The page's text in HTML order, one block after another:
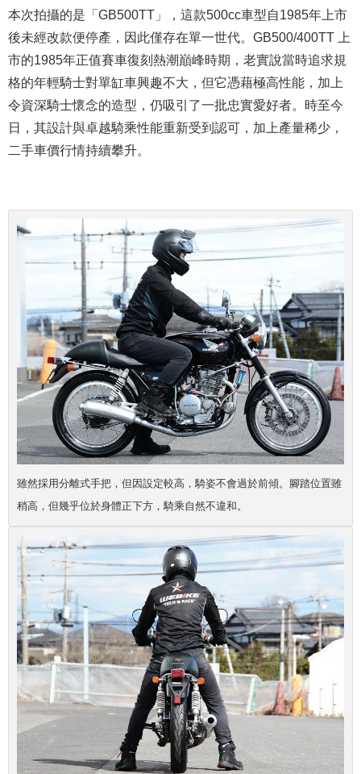
本次拍攝的是「GB500TT」，這款500cc車型自1985年上市
後未經改款便停產，因此僅存在單一世代。GB500/400TT 上
市的1985年正值賽車復刻熱潮巔峰時期，老實說當時追求規
格的年輕騎士對單缸車興趣不大，但它憑藉極高性能，加上
令資深騎士懷念的造型，仍吸引了一批忠實愛好者。時至今
日，其設計與卓越騎乘性能重新受到認可，加上產量稀少，
二手車價行情持續攀升。
雖然採用分離式手把，但因設定較高，騎姿不會過於前傾。腳踏位置雖
稍高，但幾乎位於身體正下方，騎乘自然不違和。